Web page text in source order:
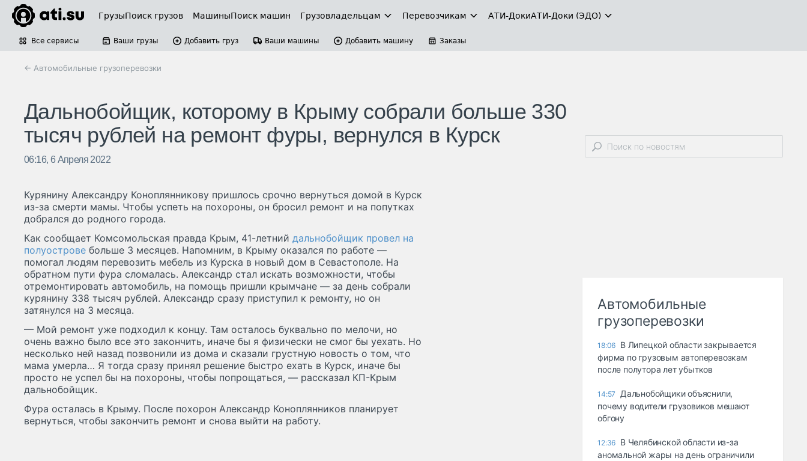
ГрузыПоиск грузов МашиныПоиск машин Грузовладельцам Перевозчикам АТИ-ДокиАТИ-Доки (ЭДО)
Все сервисы Ваши грузы Добавить груз Ваши машины Добавить машину Заказы
← Автомобильные грузоперевозки
Дальнобойщик, которому в Крыму собрали больше 330
тысяч рублей на ремонт фуры, вернулся в Курск
06:16, 6 Апреля 2022
Курянину Александру Коноплянникову пришлось срочно вернуться домой в Курск
из-за смерти мамы. Чтобы успеть на похороны, он бросил ремонт и на попутках
добрался до родного города.
Как сообщает Комсомольская правда Крым, 41-летний дальнобойщик провел на
полуострове больше 3 месяцев. Напомним, в Крыму оказался по работе —
помогал людям перевозить мебель из Курска в новый дом в Севастополе. На
обратном пути фура сломалась. Александр стал искать возможности, чтобы
отремонтировать автомобиль, на помощь пришли крымчане — за день собрали
курянину 338 тысяч рублей. Александр сразу приступил к ремонту, но он
затянулся на 3 месяца.
— Мой ремонт уже подходил к концу. Там осталось буквально по мелочи, но
очень важно было все это закончить, иначе бы я физически не смог бы уехать. Но
несколько ней назад позвонили из дома и сказали грустную новость о том, что
мама умерла… Я тогда сразу принял решение быстро ехать в Курск, иначе бы
просто не успел бы на похороны, чтобы попрощаться, — рассказал КП-Крым
дальнобойщик.
Фура осталась в Крыму. После похорон Александр Коноплянников планирует
вернуться, чтобы закончить ремонт и снова выйти на работу.
Автомобильные
грузоперевозки
18:06 В Липецкой области закрывается
фирма по грузовым автоперевозкам
после полутора лет убытков
14:57
Дальнобойщики объяснили,
почему водители грузовиков мешают
обгону
12:36 В Челябинской области из-за
аномальной жары на день ограничили